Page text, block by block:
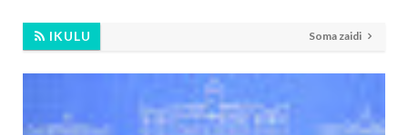
IKULU Soma zaidi